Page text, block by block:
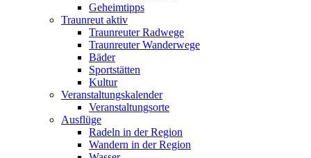
Geheimtipps
Traunreut aktiv
Traunreuter Radwege
Traunreuter Wanderwege
Bäder
Sportstätten
Kultur
Veranstaltungskalender
Veranstaltungsorte
Ausflüge
Radeln in der Region
Wandern in der Region